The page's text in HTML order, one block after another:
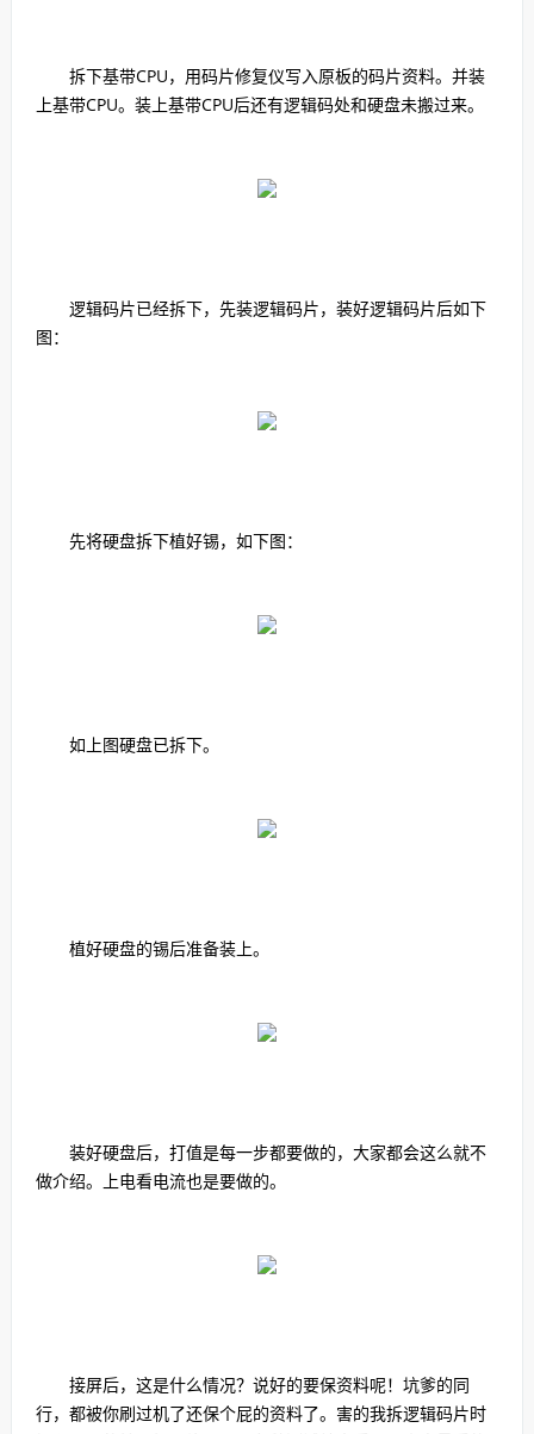
拆下基带CPU，用码片修复仪写入原板的码片资料。并装
上基带CPU。装上基带CPU后还有逻辑码处和硬盘未搬过来。
逻辑码片已经拆下，先装逻辑码片，装好逻辑码片后如下
图：
先将硬盘拆下植好锡，如下图：
如上图硬盘已拆下。
植好硬盘的锡后准备装上。
装好硬盘后，打值是每一步都要做的，大家都会这么就不
做介绍。上电看电流也是要做的。
接屏后，这是什么情况？说好的要保资料呢！坑爹的同
行，都被你刷过机了还保个屁的资料了。害的我拆逻辑码片时